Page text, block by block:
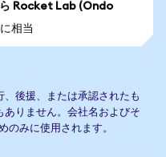
Rocket Lab (Ondo
相当
後援、または承認されたも
りません。会社名およびそ
のみに使用されます。